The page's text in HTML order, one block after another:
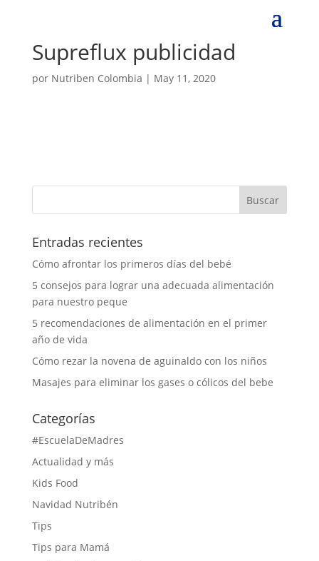
Supreflux publicidad
por Nutriben Colombia | May 11, 2020
Entradas recientes
Cómo afrontar los primeros días del bebé
5 consejos para lograr una adecuada alimentación
para nuestro peque
5 recomendaciones de alimentación en el primer
año de vida
Cómo rezar la novena de aguinaldo con los niños
Masajes para eliminar los gases o cólicos del bebe
Categorías
#EscuelaDeMadres
Actualidad y más
Kids Food
Navidad Nutribén
Tips
Tips para Mamá